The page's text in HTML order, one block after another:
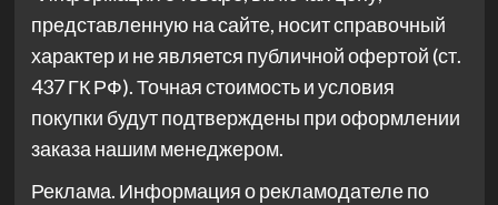
представленную на сайте, носит справочный
характер и не является публичной офертой (ст.
437 ГК РФ). Точная стоимость и условия
покупки будут подтверждены при оформлении
заказа нашим менеджером.
Реклама. Информация о рекламодателе по